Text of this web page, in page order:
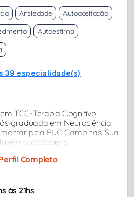
Ansiedade
Autoaceitação
Autoestima
39 especialidade(s)
TCC-Terapia Cognitivo
graduada em Neurociência
pela PUC Campinas. Sua
em abordagens
ansiedade, questões
Completo
às 21hs